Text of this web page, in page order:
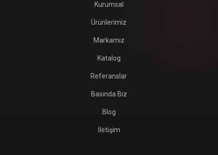
Kurumsal
Ürünlerimiz
Markamız
Katalog
Referanslar
Basında Biz
Blog
İletişim